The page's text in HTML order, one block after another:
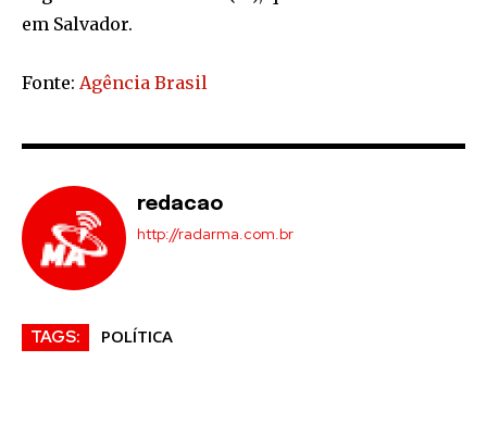
em Salvador.
Fonte: Agência Brasil
redacao
http://radarma.com.br
TAGS: POLÍTICA